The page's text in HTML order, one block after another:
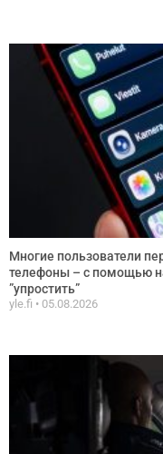
Многие пользователи
телефоны – с помощью
”упростить”
yle.fi 05.08.2026